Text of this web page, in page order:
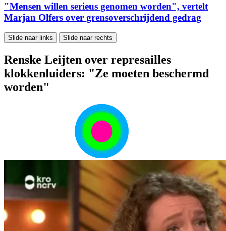
"Mensen willen serieus genomen worden", vertelt
Marjan Olfers over grensoverschrijdend gedrag
Slide naar links Slide naar rechts
Renske Leijten over represailles
klokkenluiders: "Ze moeten beschermd
worden"